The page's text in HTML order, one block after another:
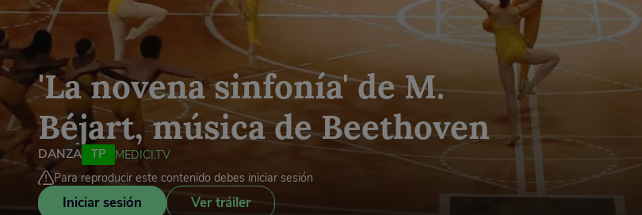
'La novena sinfonía' de M.
Béjart, música de Beethoven
DANZA TP
MEDICI.TV
Para reproducir este contenido debes iniciar sesión
Iniciar sesión Ver tráiler